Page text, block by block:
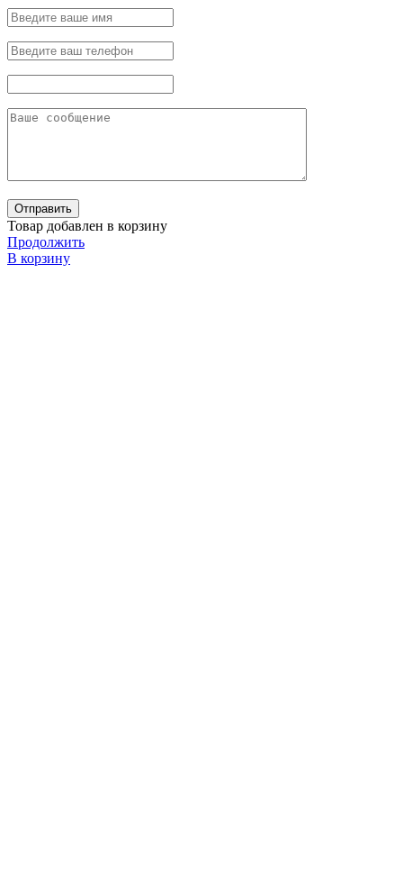
Товар добавлен в корзину
Продолжить
В корзину